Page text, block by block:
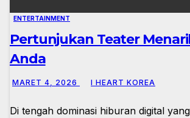
ENTERTAINMENT
Pertunjukan Teater
Anda
MARET 4, 2026 I HEART KOREA
Di tengah dominasi hiburan digital